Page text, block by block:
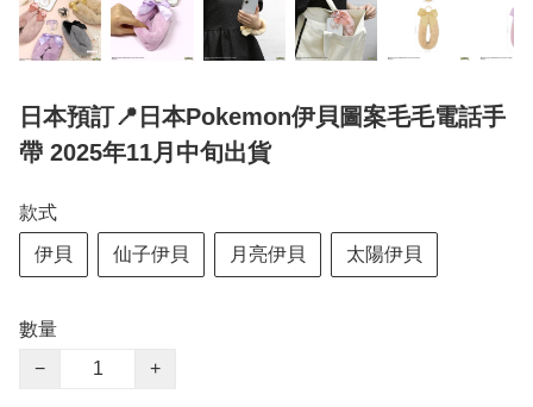
日本預訂📍日本Pokemon伊貝圖案毛毛電話手
帶 2025年11月中旬出貨
款式
伊貝 仙子伊貝 月亮伊貝 太陽伊貝
數量
−
+